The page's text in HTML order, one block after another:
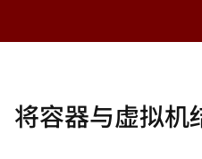
将容器与虚拟机